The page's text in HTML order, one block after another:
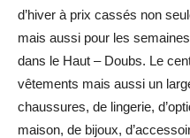
d’hiver à prix cassés non
mais aussi pour les
dans le Haut – Doubs. Le
vêtements mais aussi un
chaussures, de lingerie,
maison, de bijoux,